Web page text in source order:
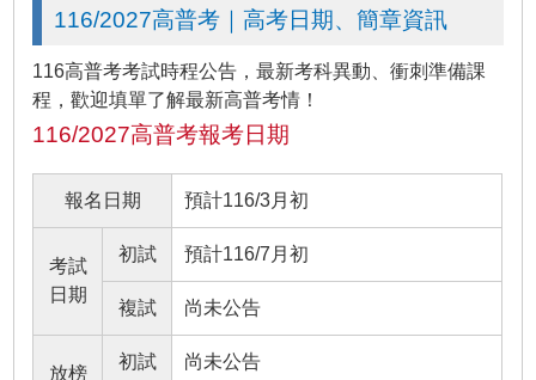
116/2027高普考｜高考日期、簡章資訊
116高普考考試時程公告，最新考科異動、衝刺準備課
程，歡迎填單了解最新高普考情！
116/2027高普考報考日期
報名日期 預計116/3月初
考試
日期
初試 預計116/7月初
複試 尚未公告
放榜
初試 尚未公告